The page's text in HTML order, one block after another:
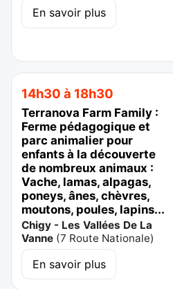
En savoir plus
14h30 à 18h30
Terranova Farm Family :
Ferme pédagogique et
parc animalier pour
enfants à la découverte
de nombreux animaux :
Vache, lamas, alpagas,
poneys, ânes, chèvres,
moutons, poules, lapins...
Chigy - Les Vallées De La
Vanne (7 Route Nationale)
En savoir plus